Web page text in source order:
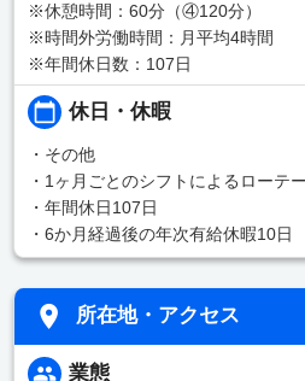
※休憩時間：60分（④120分）
※時間外労働時間：月平均4時間
※年間休日数：107日
休日・休暇
・その他
・1ヶ月ごとのシフトによるローテ
・年間休日107日
・6か月経過後の年次有給休暇10日
所在地・アクセス
業態